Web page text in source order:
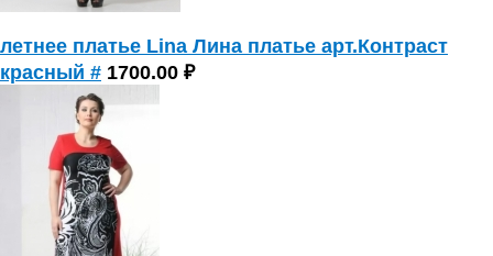
летнее платье Lina Лина платье арт.Контраст
красный # 1700.00 ₽